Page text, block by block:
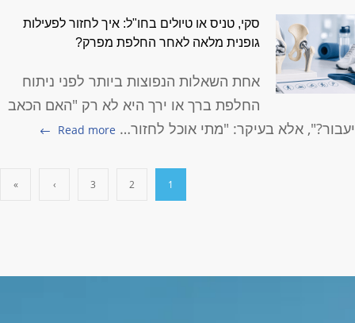
סקי, טניס או טיולים בחו"ל: איך לחזור לפעילות
גופנית מלאה לאחר החלפת מפרק?
אחת השאלות הנפוצות ביותר לפני ניתוח
החלפת ברך או ירך היא לא רק "האם הכאב
יעבור?", אלא בעיקר: "מתי אוכל לחזור… Read more
1
2
3
›
»